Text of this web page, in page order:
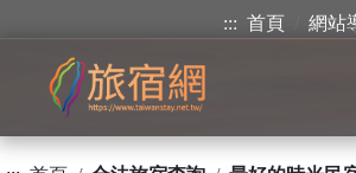
::: 首頁 網站